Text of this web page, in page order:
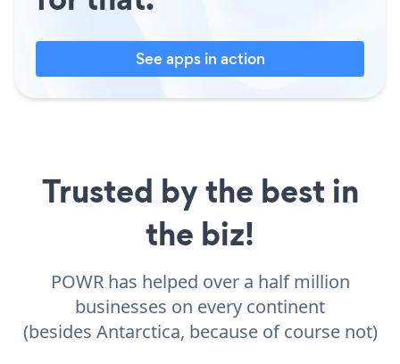
See apps in action
Trusted by the best in
the biz!
POWR has helped over a half million
businesses on every continent
(besides Antarctica, because of course not)